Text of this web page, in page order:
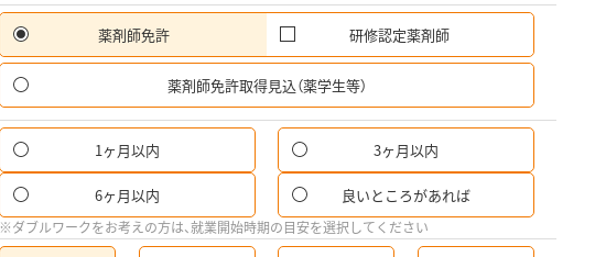
薬剤師免許 研修認定薬剤師
薬剤師免許取得見込（薬学生等）
1ヶ月以内 3ヶ月以内
6ヶ月以内 良いところがあれば
※ダブルワークをお考えの方は、就業開始時期の目安を選択してください